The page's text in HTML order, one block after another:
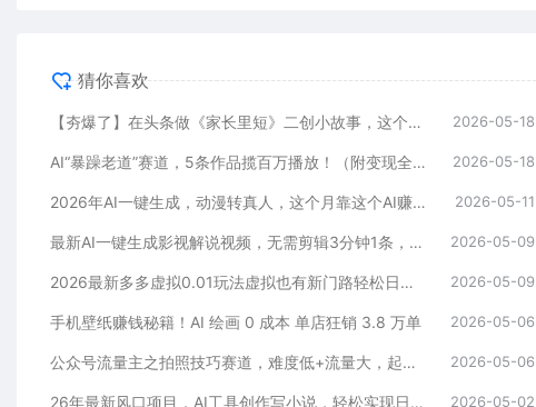
猜你喜欢
【夯爆了】在头条做《家长里短》二创小故事，这个月收益2w+ 2026-05-18
AI“暴躁老道”赛道，5条作品揽百万播放！（附变现全攻略） 2026-05-18
2026年AI一键生成，动漫转真人，这个月靠这个AI赚了2W+ 2026-05-11
最新AI一键生成影视解说视频，无需剪辑3分钟1条，条条爆款，多平台变现日入2000+ 2026-05-09
2026最新多多虚拟0.01玩法虚拟也有新门路轻松日入2500! 2026-05-09
手机壁纸赚钱秘籍！AI 绘画 0 成本 单店狂销 3.8 万单 2026-05-06
公众号流量主之拍照技巧赛道，难度低+流量大，起号第一篇就爆了10w阅读！ 2026-05-06
26年最新风口项目，AI工具创作写小说，轻松实现日入1000+ 2026-05-02